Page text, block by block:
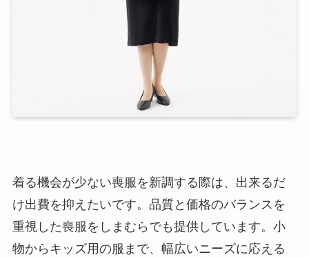
着る機会が少ない喪服を新調する際は、出来るだ
け出費を抑えたいです。品質と価格のバランスを
重視した喪服をしまむらでも提供しています。小
物からキッズ用の服まで、幅広いニーズに応える